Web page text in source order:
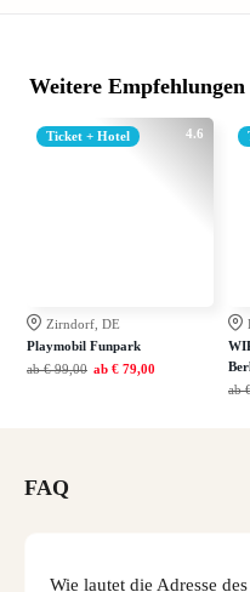
Weitere Empfehlungen
4.6
Ticket + Hotel
Zirndorf, DE
Playmobil Funpark
ab € 99,00 ab € 79,00
ab
FAQ
Wie lautet die Adresse